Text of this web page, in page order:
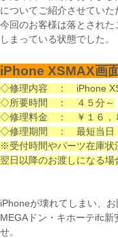
についてご紹介させていた
今回のお客様は落とされ
しまっている状態でした。
iPhone XSMAX画
◇修理内容 ： iPhone
◇所要時間 ： ４５分～
◇修理料金 ： ￥１６，
◇修理期間 ： 最短当日
※受付時間やパーツ在庫状
翌日以降のお渡しになる場
iPhoneが壊れてしまい、
MEGAドン・キホーテifc
せ。